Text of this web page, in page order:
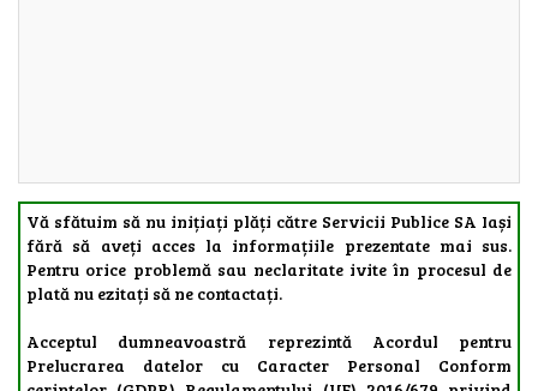
Vă sfătuim să nu inițiați plăți către Servicii Publice SA Iași
fără să aveți acces la informațiile prezentate mai sus.
Pentru orice problemă sau neclaritate ivite în procesul de
plată nu ezitați să ne contactați.
Acceptul dumneavoastră reprezintă Acordul pentru
Prelucrarea datelor cu Caracter Personal Conform